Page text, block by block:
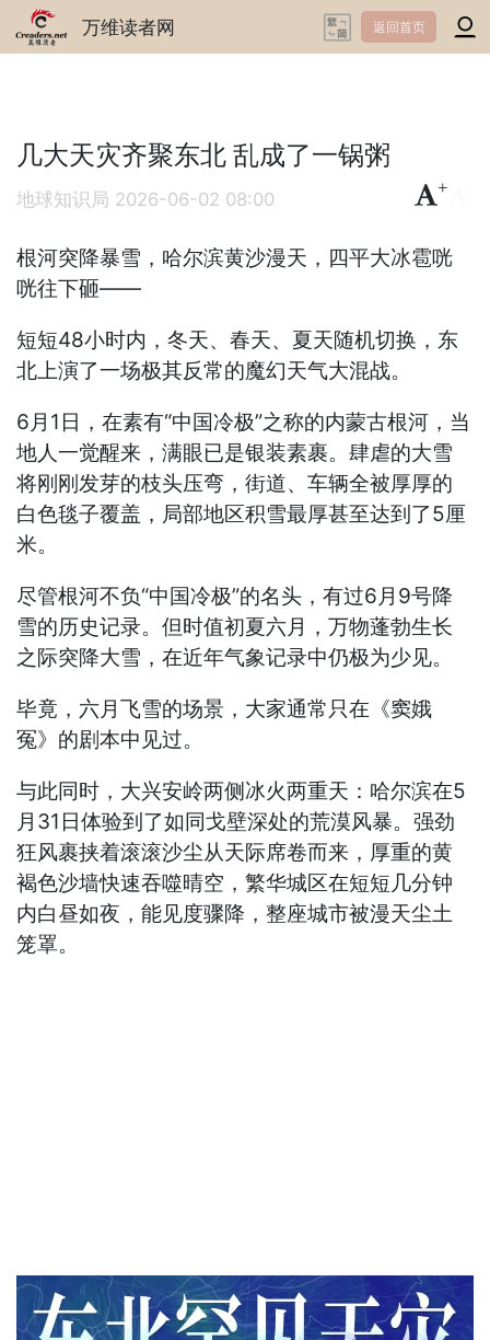
万维读者网 返回首页
几大天灾齐聚东北 乱成了一锅粥
地球知识局 2026-06-02 08:00
+
根河突降暴雪，哈尔滨黄沙漫天，四平大冰雹咣
咣往下砸——
短短48小时内，冬天、春天、夏天随机切换，东
北上演了一场极其反常的魔幻天气大混战。
6月1日，在素有“中国冷极”之称的内蒙古根河，当
地人一觉醒来，满眼已是银装素裹。肆虐的大雪
将刚刚发芽的枝头压弯，街道、车辆全被厚厚的
白色毯子覆盖，局部地区积雪最厚甚至达到了5厘
米。
尽管根河不负“中国冷极”的名头，有过6月9号降
雪的历史记录。但时值初夏六月，万物蓬勃生长
之际突降大雪，在近年气象记录中仍极为少见。
毕竟，六月飞雪的场景，大家通常只在《窦娥
冤》的剧本中见过。
与此同时，大兴安岭两侧冰火两重天：哈尔滨在5
月31日体验到了如同戈壁深处的荒漠风暴。强劲
狂风裹挟着滚滚沙尘从天际席卷而来，厚重的黄
褐色沙墙快速吞噬晴空，繁华城区在短短几分钟
内白昼如夜，能见度骤降，整座城市被漫天尘土
笼罩。